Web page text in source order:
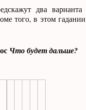
два варианта
того, в этом
Что будет дальше?